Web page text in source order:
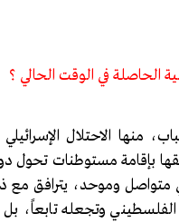
الحاصلة في الوقت الحالي ؟
الاحتلال الإسرائيلي
بإقامة مستوطنات تحول
متواصل وموحد، يترافق مع
وتجعله تابعاً، بل